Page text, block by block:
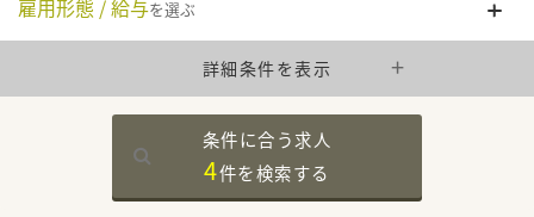
雇用形態 / 給与を選ぶ
詳細条件を表示
条件に合う求人
4件を検索する